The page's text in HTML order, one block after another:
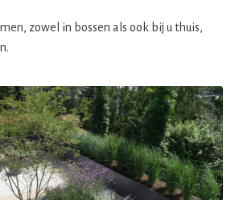
zowel in bossen als ook bij u thuis,